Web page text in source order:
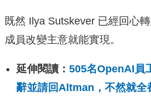
既然 Ilya Sutskever 已經回心
成員改變主意就能實現。
延伸閱讀： 505名OpenAI員
辭並請回Altman，不然就全